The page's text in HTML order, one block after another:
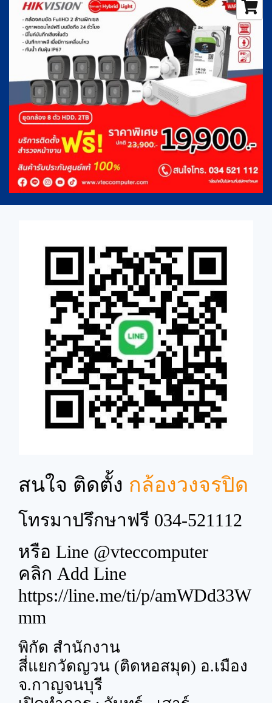
สนใจ ติดตั้ง กล้องวงจรปิด
โทรมาปรึกษาฟรี 034-521112
หรือ Line @vteccomputer
คลิก Add Line
https://line.me/ti/p/amWDd33W
mm
พิกัด สำนักงาน
สี่แยกวัดญวน (ติดหอสมุด) อ.เมือง
จ.กาญจนบุรี